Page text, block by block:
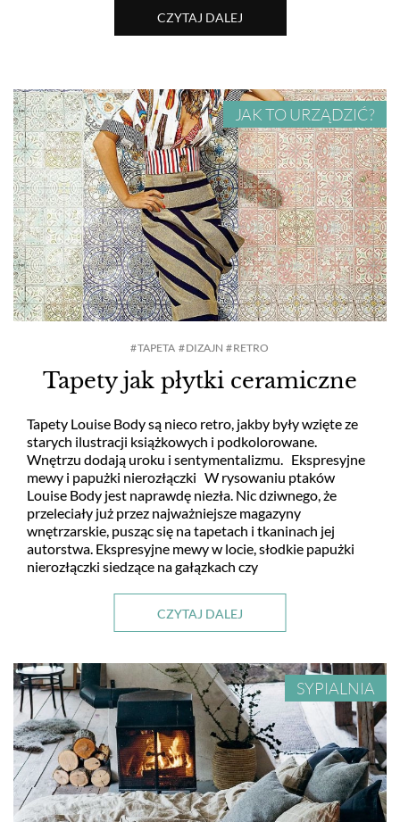
CZYTAJ DALEJ
JAK TO URZĄDZIĆ?
Tapety jak płytki ceramiczne
Tapety Louise Body są nieco retro, jakby były wzięte ze
starych ilustracji książkowych i podkolorowane.
Wnętrzu dodają uroku i sentymentalizmu. Ekspresyjne
mewy i papużki nierozłączki W rysowaniu ptaków
Louise Body jest naprawdę niezła. Nic dziwnego, że
przeleciały już przez najważniejsze magazyny
wnętrzarskie, pusząc się na tapetach i tkaninach jej
autorstwa. Ekspresyjne mewy w locie, słodkie papużki
nierozłączki siedzące na gałązkach czy
CZYTAJ DALEJ
TAPETA DIZAJN RETRO
SYPIALNIA